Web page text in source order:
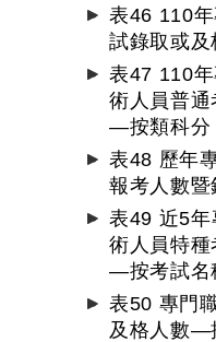
表46 110
試錄取或
表47 110
術人員普
—按類科分
表48 歷年
報考人數
表49 近5年
術人員特
—按考試名
表50 專門
及格人數—